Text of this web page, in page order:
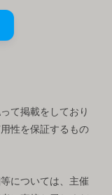
て掲載をしており
性を保証するもの
については、主催